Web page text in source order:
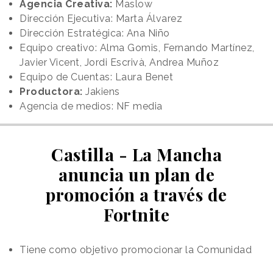
Agencia Creativa: Maslow
Dirección Ejecutiva: Marta Álvarez
Dirección Estratégica: Ana Niño
Equipo creativo: Alma Gomis, Fernando Martínez,
Javier Vicent, Jordi Escrivà, Andrea Muñoz
Equipo de Cuentas: Laura Benet
Productora: Jakiens
Agencia de medios: NF media
Castilla - La Mancha
anuncia un plan de
promoción a través de
Fortnite
Tiene como objetivo promocionar la Comunidad